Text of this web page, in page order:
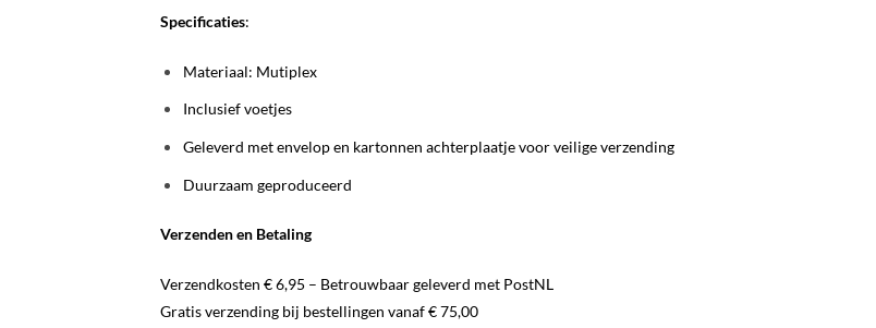
Specificaties:
Materiaal: Mutiplex
Inclusief voetjes
Geleverd met envelop en kartonnen achterplaatje voor veilige verzending
Duurzaam geproduceerd
Verzenden en Betaling
Verzendkosten € 6,95 – Betrouwbaar geleverd met PostNL
Gratis verzending bij bestellingen vanaf € 75,00